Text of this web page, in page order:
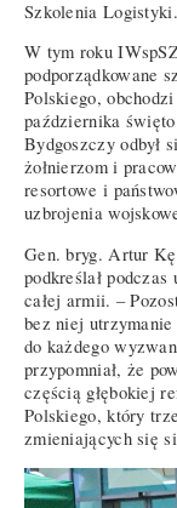
Szkolenia Logistyki.
W tym roku
podporządkowane
Polskiego,
października
Bydgoszczy odbył
żołnierzom i
resortowe i
uzbrojenia
Gen. bryg. Artur
podkreślał
całej armii. –
bez niej utrzymanie
do każdego
przypomniał, że
częścią głębokiej
Polskiego, który
zmieniających się